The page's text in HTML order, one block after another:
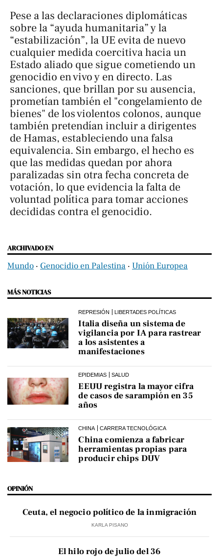
Pese a las declaraciones diplomáticas
sobre la “ayuda humanitaria” y la
“estabilización”, la UE evita de nuevo
cualquier medida coercitiva hacia un
Estado aliado que sigue cometiendo un
genocidio en vivo y en directo. Las
sanciones, que brillan por su ausencia,
prometían también el "congelamiento de
bienes" de los violentos colonos, aunque
también pretendían incluir a dirigentes
de Hamas, estableciendo una falsa
equivalencia. Sin embargo, el hecho es
que las medidas quedan por ahora
paralizadas sin otra fecha concreta de
votación, lo que evidencia la falta de
voluntad política para tomar acciones
decididas contra el genocidio.
ARCHIVADO EN
Mundo ‧ Genocidio en Palestina ‧ Unión Europea
MÁS NOTICIAS
REPRESIÓN LIBERTADES POLÍTICAS
Italia diseña un sistema de
vigilancia por IA para rastrear
a los asistentes a
manifestaciones
EPIDEMIAS SALUD
EEUU registra la mayor cifra
de casos de sarampión en 35
años
CHINA CARRERA TECNOLÓGICA
China comienza a fabricar
herramientas propias para
producir chips DUV
OPINIÓN
Ceuta, el negocio político de la inmigración
KARLA PISANO
El hilo rojo de julio del 36